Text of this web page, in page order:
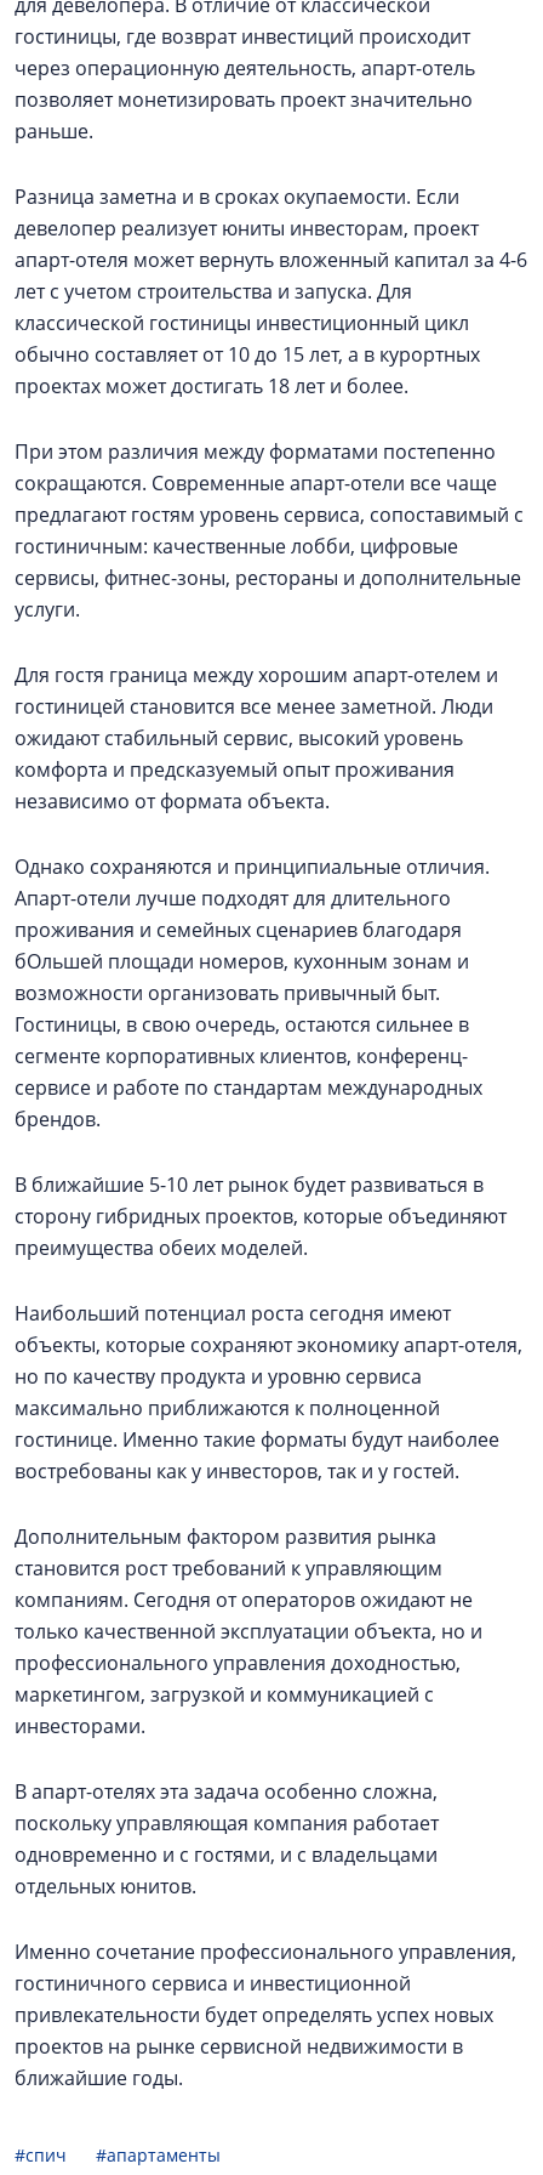
гостиницы, где возврат инвестиций происходит
через операционную деятельность, апарт-отель
позволяет монетизировать проект значительно
раньше.
Разница заметна и в сроках окупаемости. Если
девелопер реализует юниты инвесторам, проект
апарт-отеля может вернуть вложенный капитал за 4-6
лет с учетом строительства и запуска. Для
классической гостиницы инвестиционный цикл
обычно составляет от 10 до 15 лет, а в курортных
проектах может достигать 18 лет и более.
При этом различия между форматами постепенно
сокращаются. Современные апарт-отели все чаще
предлагают гостям уровень сервиса, сопоставимый с
гостиничным: качественные лобби, цифровые
сервисы, фитнес-зоны, рестораны и дополнительные
услуги.
Для гостя граница между хорошим апарт-отелем и
гостиницей становится все менее заметной. Люди
ожидают стабильный сервис, высокий уровень
комфорта и предсказуемый опыт проживания
независимо от формата объекта.
Однако сохраняются и принципиальные отличия.
Апарт-отели лучше подходят для длительного
проживания и семейных сценариев благодаря
бОльшей площади номеров, кухонным зонам и
возможности организовать привычный быт.
Гостиницы, в свою очередь, остаются сильнее в
сегменте корпоративных клиентов, конференц-
сервисе и работе по стандартам международных
брендов.
В ближайшие 5-10 лет рынок будет развиваться в
сторону гибридных проектов, которые объединяют
преимущества обеих моделей.
Наибольший потенциал роста сегодня имеют
объекты, которые сохраняют экономику апарт-отеля,
но по качеству продукта и уровню сервиса
максимально приближаются к полноценной
гостинице. Именно такие форматы будут наиболее
востребованы как у инвесторов, так и у гостей.
Дополнительным фактором развития рынка
становится рост требований к управляющим
компаниям. Сегодня от операторов ожидают не
только качественной эксплуатации объекта, но и
профессионального управления доходностью,
маркетингом, загрузкой и коммуникацией с
инвесторами.
В апарт-отелях эта задача особенно сложна,
поскольку управляющая компания работает
одновременно и с гостями, и с владельцами
отдельных юнитов.
Именно сочетание профессионального управления,
гостиничного сервиса и инвестиционной
привлекательности будет определять успех новых
проектов на рынке сервисной недвижимости в
ближайшие годы.
#спич #апартаменты